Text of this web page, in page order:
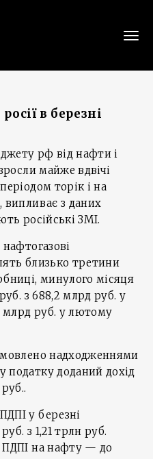
в березні
рф від нафти і
майже вдвічі
торік і на
випливає з даних
російські ЗМІ.
близько третини
минулого місяця
з 688,2 млрд руб. у
млрд руб. у лютому
надходженнями
податку доданий дохід
у березні
з 1,21 трлн руб.
ПДПІ на нафту — до